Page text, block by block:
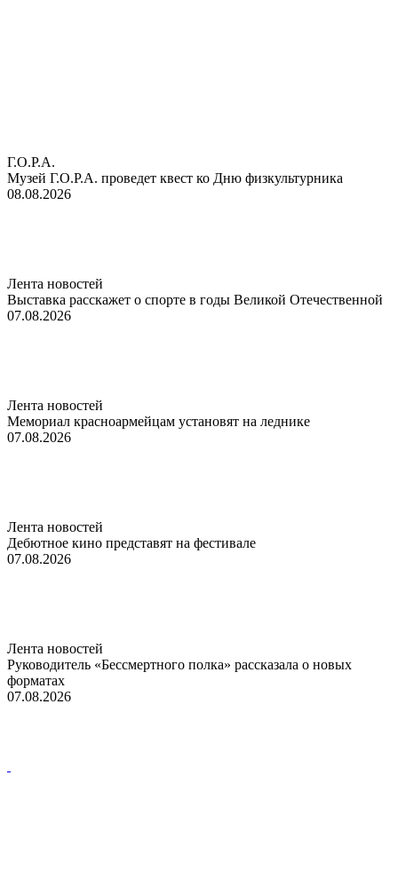
Г.О.Р.А.
Музей Г.О.Р.А. проведет квест ко Дню физкультурника
08.08.2026
Лента новостей
Выставка расскажет о спорте в годы Великой Отечественной
07.08.2026
Лента новостей
Мемориал красноармейцам установят на леднике
07.08.2026
Лента новостей
Дебютное кино представят на фестивале
07.08.2026
Лента новостей
Руководитель «Бессмертного полка» рассказала о новых
форматах
07.08.2026